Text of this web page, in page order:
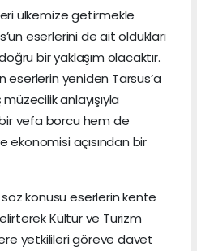
ülkemize getirmekle
eserlerini de ait oldukları
bir yaklaşım olacaktır.
eserlerin yeniden Tarsus’a
anlayışıyla
vefa borcu hem de
ekonomisi açısından bir
söz konusu eserlerin kente
Kültür ve Turizm
yetkilileri göreve davet